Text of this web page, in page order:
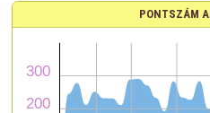
PONTSZÁM